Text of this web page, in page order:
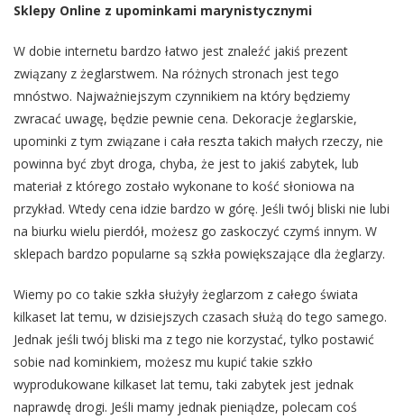
Sklepy Online z upominkami marynistycznymi
W dobie internetu bardzo łatwo jest znaleźć jakiś prezent
związany z żeglarstwem. Na różnych stronach jest tego
mnóstwo. Najważniejszym czynnikiem na który będziemy
zwracać uwagę, będzie pewnie cena. Dekoracje żeglarskie,
upominki z tym związane i cała reszta takich małych rzeczy, nie
powinna być zbyt droga, chyba, że jest to jakiś zabytek, lub
materiał z którego zostało wykonane to kość słoniowa na
przykład. Wtedy cena idzie bardzo w górę. Jeśli twój bliski nie lubi
na biurku wielu pierdół, możesz go zaskoczyć czymś innym. W
sklepach bardzo popularne są szkła powiększające dla żeglarzy.
Wiemy po co takie szkła służyły żeglarzom z całego świata
kilkaset lat temu, w dzisiejszych czasach służą do tego samego.
Jednak jeśli twój bliski ma z tego nie korzystać, tylko postawić
sobie nad kominkiem, możesz mu kupić takie szkło
wyprodukowane kilkaset lat temu, taki zabytek jest jednak
naprawdę drogi. Jeśli mamy jednak pieniądze, polecam coś